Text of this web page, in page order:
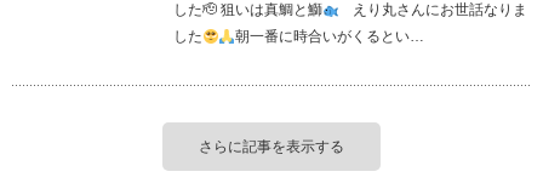
した🫡 狙いは真鯛と鰤
えり丸さんにお世話なりま
した
朝一番に時合いがくるとい…
さらに記事を表示する